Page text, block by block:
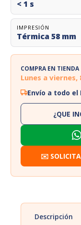
< 1 s
IMPRESIÓN
Térmica 58 mm
COMPRA EN TIENDA
Lunes a viernes,
Envío a todo el
¿QUE
✉️
Descripción